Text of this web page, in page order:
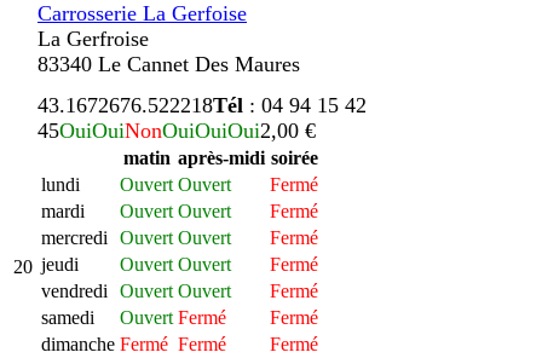
Carrosserie La Gerfoise
La Gerfroise
83340 Le Cannet Des Maures
20
43.1672676.522218Tél : 04 94 15 42
45OuiOuiNonOuiOuiOui2,00 €
matin après-midi soirée
lundi
Ouvert Ouvert
Fermé
mardi
Ouvert Ouvert
Fermé
mercredi
Ouvert Ouvert
Fermé
jeudi
Ouvert Ouvert
Fermé
vendredi
Ouvert Ouvert
Fermé
samedi
Ouvert Fermé
Fermé
dimanche Fermé Fermé Fermé